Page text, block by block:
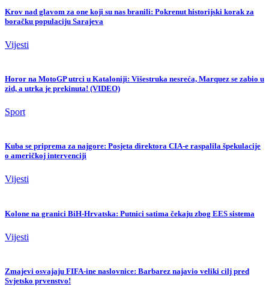
Krov nad glavom za one koji su nas branili: Pokrenut historijski korak za
boračku populaciju Sarajeva
Vijesti
Horor na MotoGP utrci u Kataloniji: Višestruka nesreća, Marquez se zabio u
zid, a utrka je prekinuta! (VIDEO)
Sport
Kuba se priprema za najgore: Posjeta direktora CIA-e raspalila špekulacije
o američkoj intervenciji
Vijesti
Kolone na granici BiH-Hrvatska: Putnici satima čekaju zbog EES sistema
Vijesti
Zmajevi osvajaju FIFA-ine naslovnice: Barbarez najavio veliki cilj pred
Svjetsko prvenstvo!